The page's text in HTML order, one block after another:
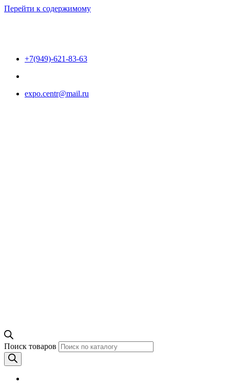
Перейти к содержимому
+7(949)-621-83-63
expo.centr@mail.ru
Поиск товаров